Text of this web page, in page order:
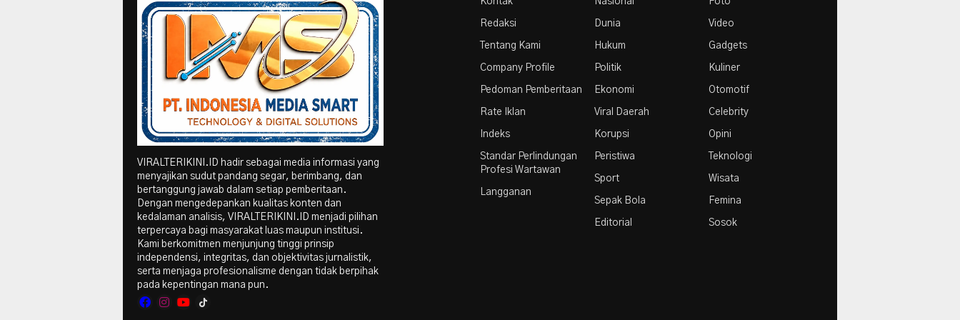
Redaksi
Tentang Kami
Company Profile
Pedoman Pemberitaan
Rate Iklan
Indeks
Standar Perlindungan
Profesi Wartawan
Langganan
Dunia
Hukum
Politik
Ekonomi
Viral Daerah
Korupsi
Peristiwa
Sport
Sepak Bola
Editorial
Video
Gadgets
Kuliner
Otomotif
Celebrity
Opini
Teknologi
Wisata
Femina
Sosok
VIRALTERIKINI.ID hadir sebagai media informasi yang
menyajikan sudut pandang segar, berimbang, dan
bertanggung jawab dalam setiap pemberitaan.
Dengan mengedepankan kualitas konten dan
kedalaman analisis, VIRALTERIKINI.ID menjadi pilihan
terpercaya bagi masyarakat luas maupun institusi.
Kami berkomitmen menjunjung tinggi prinsip
independensi, integritas, dan objektivitas jurnalistik,
serta menjaga profesionalisme dengan tidak berpihak
pada kepentingan mana pun.